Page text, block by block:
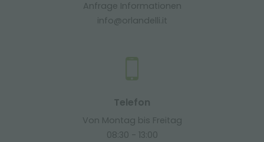
Anfrage Informationen
info@orlandelli.it
Telefon
Von Montag bis Freitag
08:30 - 13:00